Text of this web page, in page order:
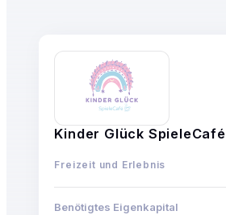
Kinder Glück SpieleCafé
Freizeit und Erlebnis
Benötigtes Eigenkapital